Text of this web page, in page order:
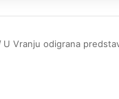
U Vranju odigrana